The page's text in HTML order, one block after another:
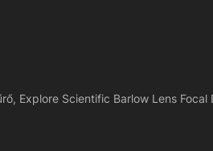
Explore Scientific Barlow Lens Focal